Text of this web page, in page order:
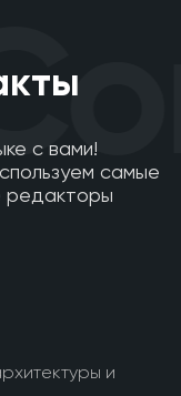
с вами!
самые
редакторы
и